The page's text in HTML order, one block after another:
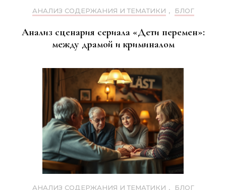
АНАЛИЗ СОДЕРЖАНИЯ И ТЕМАТИКИ , БЛОГ
Анализ сценария сериала «Дети перемен»:
между драмой и криминалом
АНАЛИЗ СОДЕРЖАНИЯ И ТЕМАТИКИ , БЛОГ